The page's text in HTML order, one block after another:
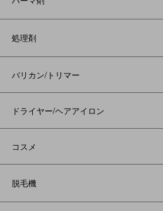
処理剤
バリカン/トリマー
ドライヤー/ヘアアイロン
コスメ
脱毛機